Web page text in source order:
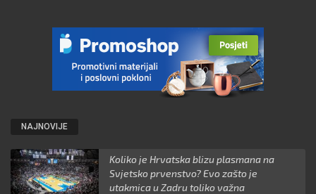
NAJNOVIJE
Koliko je Hrvatska blizu plasmana na
Svjetsko prvenstvo? Evo zašto je
utakmica u Zadru toliko važna